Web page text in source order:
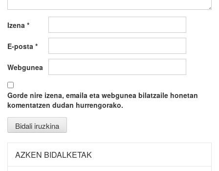
Izena *
E-posta *
Webgunea
Gorde nire izena, emaila eta webgunea bilatzaile honetan
komentatzen dudan hurrengorako.
AZKEN BIDALKETAK